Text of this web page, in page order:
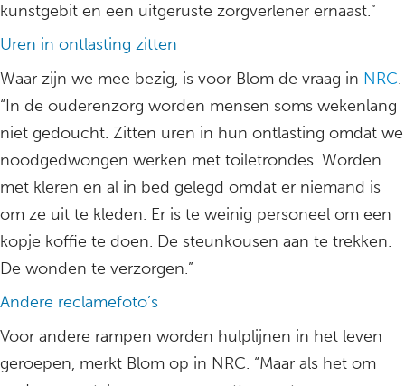
kunstgebit en een uitgeruste zorgverlener ernaast.”
Uren in ontlasting zitten
Waar zijn we mee bezig, is voor Blom de vraag in NRC.
“In de ouderenzorg worden mensen soms wekenlang
niet gedoucht. Zitten uren in hun ontlasting omdat we
noodgedwongen werken met toiletrondes. Worden
met kleren en al in bed gelegd omdat er niemand is
om ze uit te kleden. Er is te weinig personeel om een
kopje koffie te doen. De steunkousen aan te trekken.
De wonden te verzorgen.”
Andere reclamefoto’s
Voor andere rampen worden hulplijnen in het leven
geroepen, merkt Blom op in NRC. “Maar als het om